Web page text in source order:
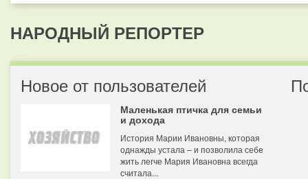
НАРОДНЫЙ РЕПОРТЕР
Новое от пользователей
Маленькая птичка для семьи
и дохода
История Марии Ивановны, которая
однажды устала – и позволила себе
жить легче Мария Ивановна всегда
считала...